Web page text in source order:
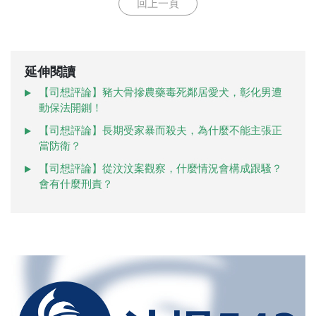
回上一頁
延伸閱讀
【司想評論】豬大骨摻農藥毒死鄰居愛犬，彰化男遭
動保法開鍘！
【司想評論】長期受家暴而殺夫，為什麼不能主張正
當防衛？
【司想評論】從汶汶案觀察，什麼情況會構成跟騷？
會有什麼刑責？